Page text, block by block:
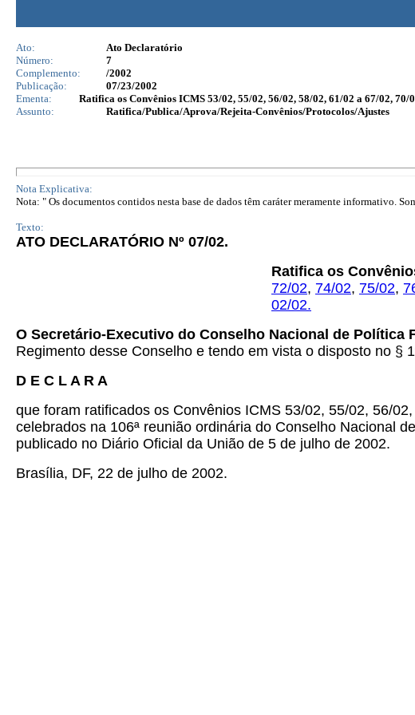
Ato:
Ato Declaratório
Número:
7
Complemento:
/2002
Publicação:
07/23/2002
Ementa:
Ratifica os Convênios ICMS 53/02, 55/02, 56/02, 58/02, 61/02 a 67/02,
Assunto:
Ratifica/Publica/Aprova/Rejeita-Convênios/Protocolos/Ajustes
Nota Explicativa:
Nota: " Os documentos contidos nesta base de dados têm caráter meramente informativo.
Texto:
ATO DECLARATÓRIO Nº 07/02.
Ratifica os
72/02, 74/02, 75/02,
02/02.
O Secretário-Executivo do Conselho Nacional de Política
Regimento desse Conselho e tendo em vista o disposto no §
D E C L A R A
que foram ratificados os Convênios ICMS 53/02, 55/02, 56/
celebrados na 106ª reunião ordinária do Conselho Nacional
publicado no Diário Oficial da União de 5 de julho de 2002.
Brasília, DF, 22 de julho de 2002.